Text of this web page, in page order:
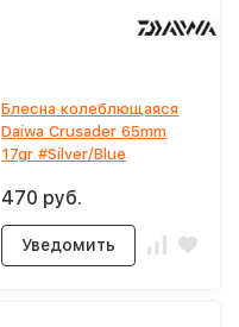
Блесна колеблющаяся
Daiwa Crusader 65mm
17gr #Silver/Blue
470 руб.
Уведомить